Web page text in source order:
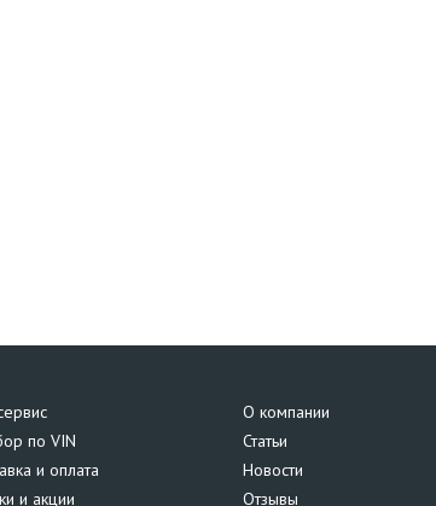
по VIN
и оплата
и акции
О компании
Статьи
Новости
Отзывы